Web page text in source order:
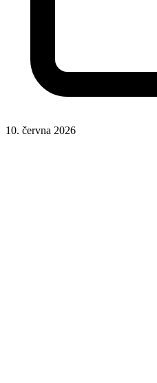
10. června 2026